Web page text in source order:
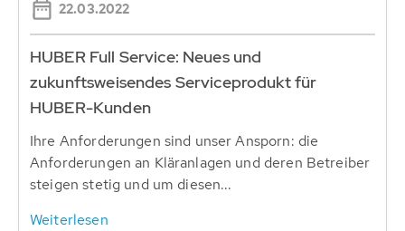
22.03.2022
HUBER Full Service: Neues und
zukunftsweisendes Serviceprodukt für
HUBER-Kunden
Ihre Anforderungen sind unser Ansporn: die
Anforderungen an Kläranlagen und deren Betreiber
steigen stetig und um diesen...
Weiterlesen